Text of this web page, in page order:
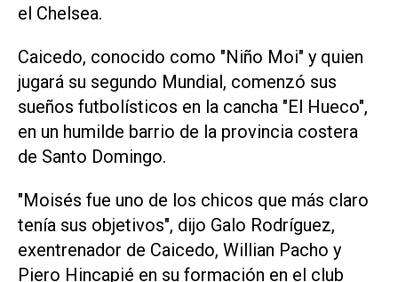
el Chelsea.
Caicedo, conocido como "Niño Moi" y quien
jugará su segundo Mundial, ​comenzó sus
sueños ‌futbolísticos en la cancha "El Hueco",
en un humilde barrio de la provincia costera
de Santo Domingo.
"Moisés fue uno de los chicos que más claro
tenía sus objetivos", dijo Galo Rodríguez,
exentrenador de Caicedo, Willian Pacho y
Piero Hincapié en su formación en el club